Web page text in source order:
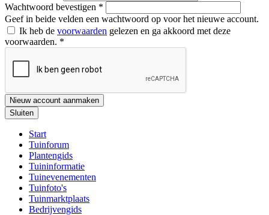
Wachtwoord bevestigen *
Geef in beide velden een wachtwoord op voor het nieuwe account.
Ik heb de voorwaarden gelezen en ga akkoord met deze
voorwaarden. *
Nieuw account aanmaken
Sluiten
Start
Tuinforum
Plantengids
Tuininformatie
Tuinevenementen
Tuinfoto's
Tuinmarktplaats
Bedrijvengids